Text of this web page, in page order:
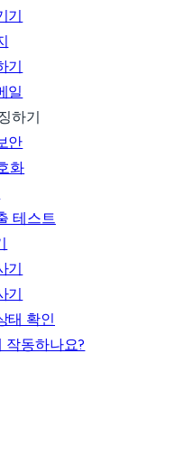
기
기
일
하기
안
화
테스트
기
기
태 확인
작동하나요?